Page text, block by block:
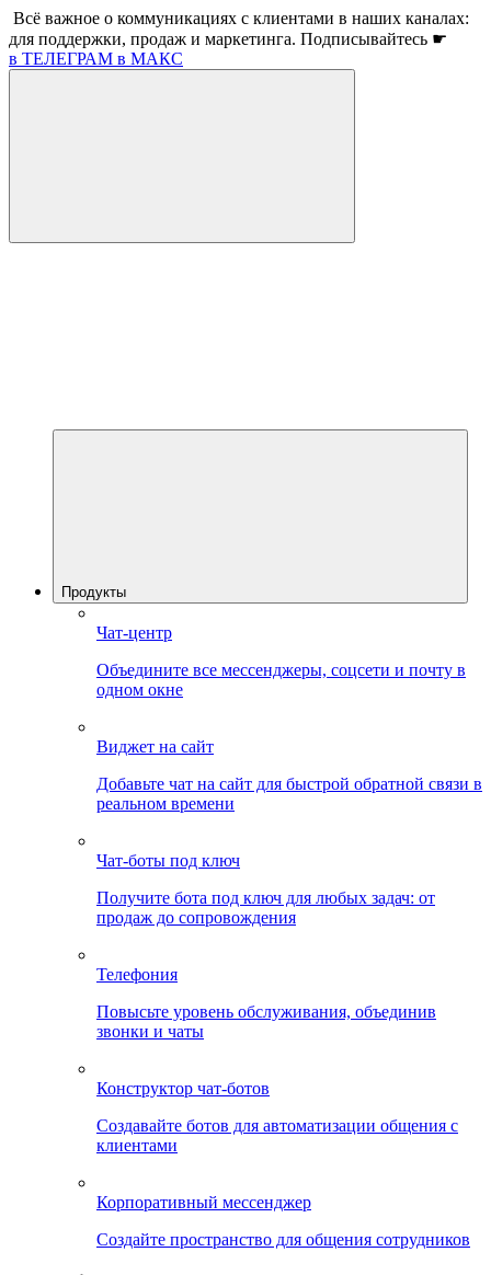
Всё важное о коммуникациях с клиентами в наших каналах:
для поддержки, продаж и маркетинга. Подписывайтесь ☛
в ТЕЛЕГРАМ в МАКС
Продукты
Чат-центр
Объедините все мессенджеры, соцсети и почту в
одном окне
Виджет на сайт
Добавьте чат на сайт для быстрой обратной связи в
реальном времени
Чат-боты под ключ
Получите бота под ключ для любых задач: от
продаж до сопровождения
Телефония
Повысьте уровень обслуживания, объединив
звонки и чаты
Конструктор чат-ботов
Создавайте ботов для автоматизации общения с
клиентами
Корпоративный мессенджер
Создайте пространство для общения сотрудников